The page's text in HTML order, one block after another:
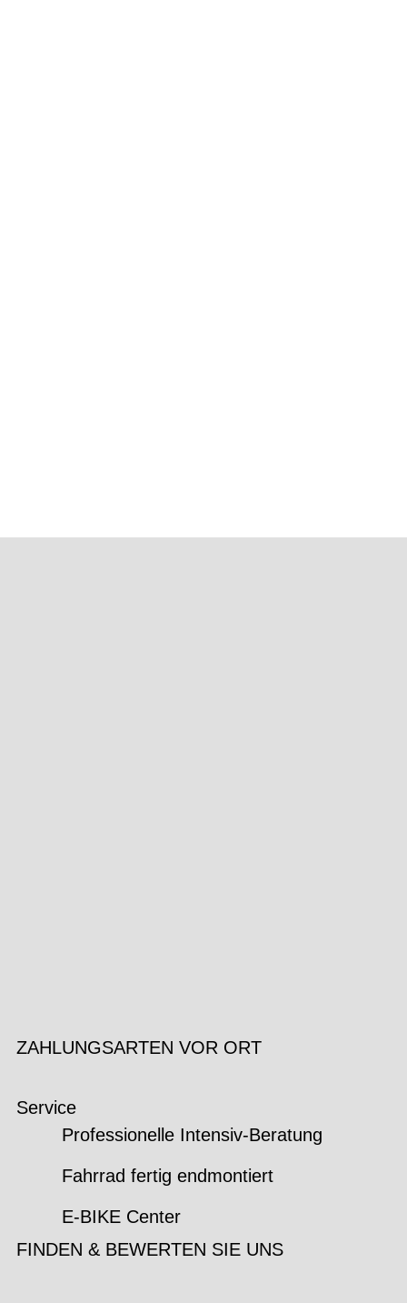
ZAHLUNGSARTEN VOR ORT
Service
Professionelle Intensiv-Beratung
Fahrrad fertig endmontiert
E-BIKE Center
FINDEN & BEWERTEN SIE UNS